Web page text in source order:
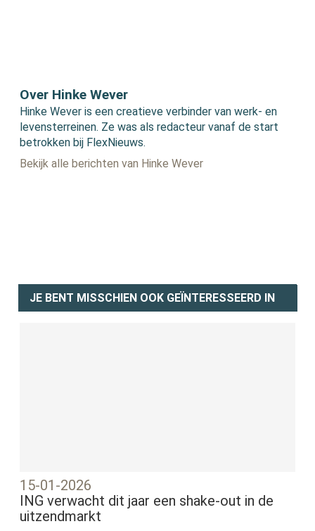
Over Hinke Wever
Hinke Wever is een creatieve verbinder van werk- en
levensterreinen. Ze was als redacteur vanaf de start
betrokken bij FlexNieuws.
Bekijk alle berichten van Hinke Wever
JE BENT MISSCHIEN OOK GEÏNTERESSEERD IN
15-01-2026
ING verwacht dit jaar een shake-out in de
uitzendmarkt